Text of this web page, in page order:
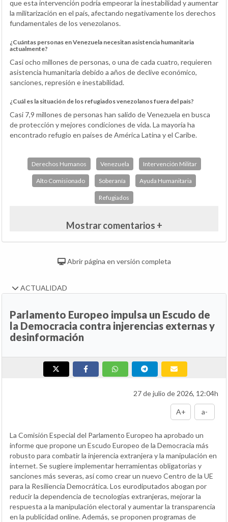
que esta intervención podría empeorar la inestabilidad y aumentar
la militarización en el país, afectando negativamente los derechos
fundamentales de los venezolanos.
¿Cuántas personas en Venezuela necesitan asistencia humanitaria
actualmente?
Casi ocho millones de personas, o una de cada cuatro, requieren
asistencia humanitaria debido a años de declive económico,
sanciones, represión e inestabilidad.
¿Cuál es la situación de los refugiados venezolanos fuera del país?
Casi 7,9 millones de personas han salido de Venezuela en busca
de protección y mejores condiciones de vida. La mayoría ha
encontrado refugio en países de América Latina y el Caribe.
Derechos Humanos Venezuela Intervención Militar
Alto Comisionado Soberanía Ayuda Humanitaria
Refugiados
Mostrar comentarios +
Abrir página en versión completa
ACTUALIDAD
Parlamento Europeo impulsa un Escudo de
la Democracia contra injerencias externas y
desinformación
27 de julio de 2026, 12:04h
A+ a-
La Comisión Especial del Parlamento Europeo ha aprobado un
informe que propone un Escudo Europeo de la Democracia más
robusto para combatir la injerencia extranjera y la manipulación en
internet. Se sugiere implementar herramientas obligatorias y
sanciones más severas, así como crear un nuevo Centro de la UE
para la Resiliencia Democrática. Los eurodiputados abogan por
reducir la dependencia de tecnologías extranjeras, mejorar la
respuesta a la manipulación electoral y aumentar la transparencia
en la publicidad online. Además, se proponen programas de